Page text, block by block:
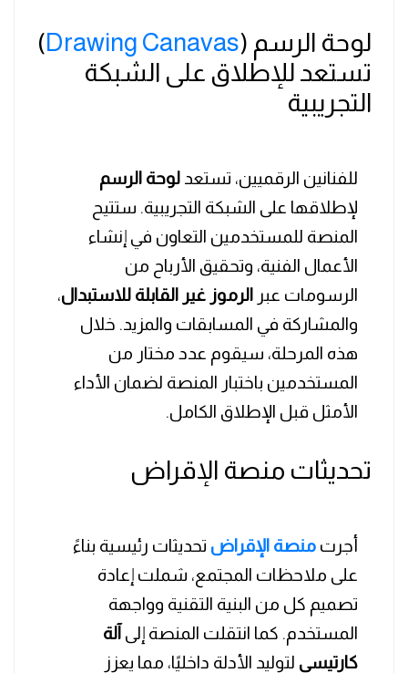
لوحة الرسم (Drawing Canavas
)
تستعد للإطلاق على الشبكة
التجريبية
للفنانين الرقميين، تستعد لوحة الرسم
لإطلاقها على الشبكة التجريبية. ستتيح
المنصة للمستخدمين التعاون في إنشاء
الأعمال الفنية، وتحقيق الأرباح من
الرسومات عبر
الرموز غير القابلة للاستبدال،
والمشاركة في المسابقات والمزيد. خلال
هذه المرحلة، سيقوم عدد مختار من
المستخدمين باختبار المنصة لضمان الأداء
الأمثل قبل الإطلاق الكامل.
تحديثات منصة الإقراض
أجرت منصة الإقراض تحديثات رئيسية بناءً
على ملاحظات المجتمع، شملت إعادة
تصميم كل من البنية التقنية وواجهة
المستخدم. كما انتقلت المنصة إلى آلة
كارتيسي لتوليد الأدلة داخليًا، مما يعزز